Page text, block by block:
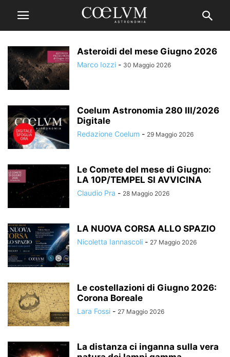
Asteroidi del mese Giugno 2026
Marco Iozzi - 30 Maggio 2026
Coelum Astronomia 280 III/2026
Digitale
Redazione Coelum - 29 Maggio 2026
Le Comete del mese di Giugno:
LA 10P/TEMPEL SI AVVICINA
Claudio Pra - 28 Maggio 2026
LA NUOVA CORSA ALLO SPAZIO
Nicoletta Iannascoli - 27 Maggio 2026
Le costellazioni di Giugno 2026:
Corona Boreale
Lara Fossi - 27 Maggio 2026
La distanza ci inganna sulla vera